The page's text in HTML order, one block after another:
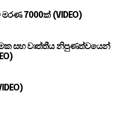
7000ක් (VIDEO)
සහ වෘත්තීය නිපුණත්වයෙන්